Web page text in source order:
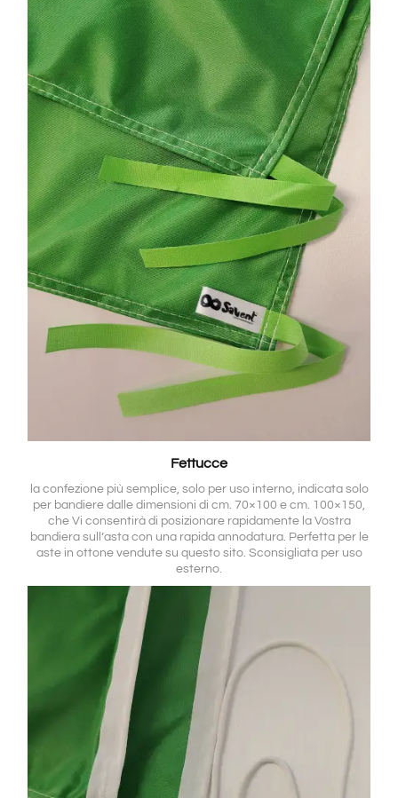
Fettucce
la confezione più semplice, solo per uso interno, indicata solo
per bandiere dalle dimensioni di cm. 70×100 e cm. 100×150,
che Vi consentirà di posizionare rapidamente la Vostra
bandiera sull’asta con una rapida annodatura. Perfetta per le
aste in ottone vendute su questo sito. Sconsigliata per uso
esterno.